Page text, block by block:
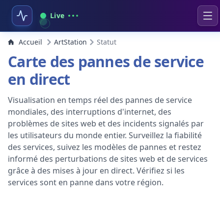
Live
Accueil ArtStation Statut
Carte des pannes de service
en direct
Visualisation en temps réel des pannes de service
mondiales, des interruptions d'internet, des
problèmes de sites web et des incidents signalés par
les utilisateurs du monde entier. Surveillez la fiabilité
des services, suivez les modèles de pannes et restez
informé des perturbations de sites web et de services
grâce à des mises à jour en direct. Vérifiez si les
services sont en panne dans votre région.